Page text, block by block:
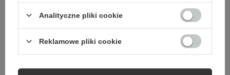
Jeśli nie znalazłeś w naszej ofercie produktu, a chciałbyś kupić go w
naszym sklepie, możesz skorzystać ze specjalnego formularza i przesłać
nam opis szukanego przedmiotu. Aby móc to zrobić musisz być
zalogowany.
Analityczne pliki cookie
Reklamowe pliki cookie